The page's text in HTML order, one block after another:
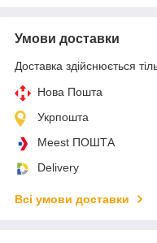
Умови доставки
Доставка здійснюється
Нова Пошта
Укрпошта
Meest ПОШТА
Delivery
Всі умови доставки